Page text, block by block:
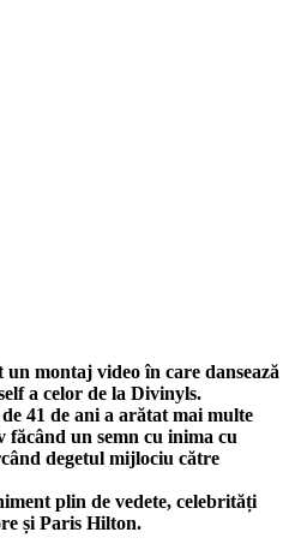
montaj video în care dansează
a celor de la Divinyls.
41 de ani a arătat mai multe
făcând un semn cu inima cu
degetul mijlociu către
plin de vedete, celebrități
și Paris Hilton.